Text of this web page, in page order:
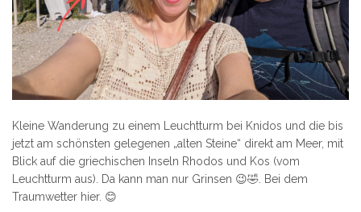
Kleine Wanderung zu einem Leuchtturm bei Knidos und die bis
jetzt am schönsten gelegenen „alten Steine“ direkt am Meer, mit
Blick auf die griechischen Inseln Rhodos und Kos (vom
Leuchtturm aus). Da kann man nur Grinsen 😉🤣. Bei dem
Traumwetter hier. 😊